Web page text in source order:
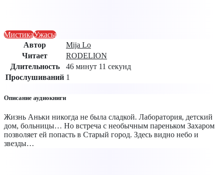
МистикаУжасы
Автор
Mija Lo
Читает
RODELION
Длительность
46 минут 11 секунд
Прослушиваний 1
Описание аудиокниги
Жизнь Аньки никогда не была сладкой. Лаборатория, детский
дом, больницы… Но встреча с необычным пареньком Захаром
позволяет ей попасть в Старый город. Здесь видно небо и
звезды…